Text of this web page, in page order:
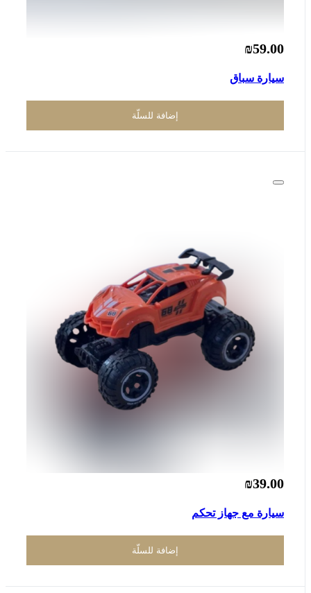
₪59.00
سيارة سباق
إضافة للسلّة
₪39.00
سيارة مع جهاز تحكم
إضافة للسلّة